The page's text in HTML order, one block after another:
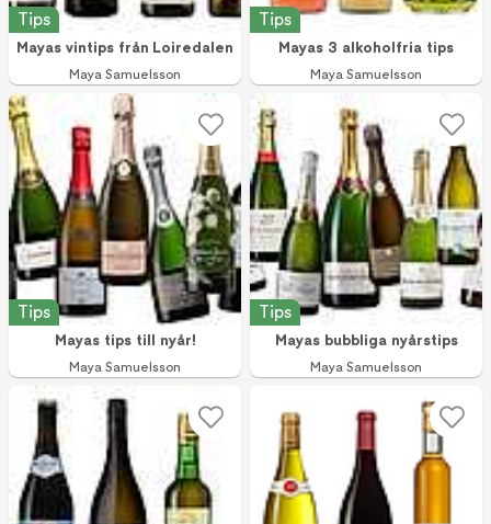
Tips
Mayas vintips från Loiredalen
Maya Samuelsson
Tips
Mayas 3 alkoholfria tips
Maya Samuelsson
Tips
Mayas tips till nyår!
Maya Samuelsson
Tips
Mayas bubbliga nyårstips
Maya Samuelsson